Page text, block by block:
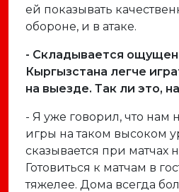
ей показывать
обороне, и в атаке.
- Складывается
Кыргызстана легче
на выезде. Так ли это,
- Я уже говорил, что нам
игры на таком высоком
сказывается при матчах
Готовиться к матчам в
тяжелее. Дома всегда